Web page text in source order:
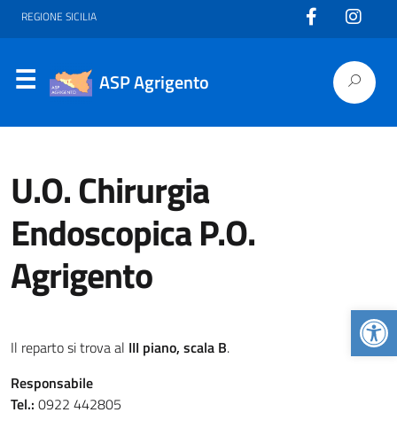
REGIONE SICILIA
ASP Agrigento
U.O. Chirurgia
Endoscopica P.O.
Agrigento
Il reparto si trova al III piano, scala B.
Responsabile
Tel.: 0922 442805